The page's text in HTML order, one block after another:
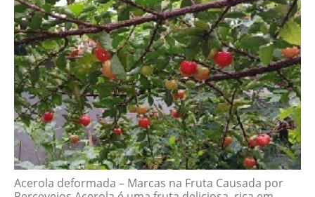
Acerola deformada – Marcas na Fruta Causada por